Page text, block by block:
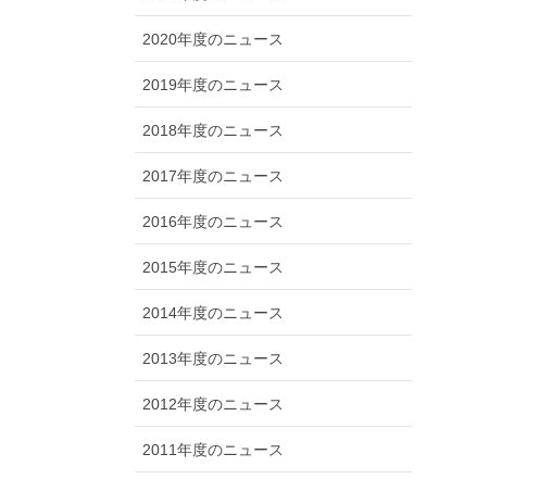
2020年度のニュース
2019年度のニュース
2018年度のニュース
2017年度のニュース
2016年度のニュース
2015年度のニュース
2014年度のニュース
2013年度のニュース
2012年度のニュース
2011年度のニュース